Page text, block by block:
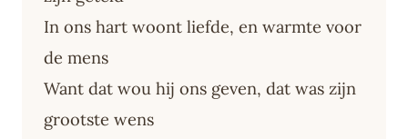
In ons hart woont liefde, en warmte voor
de mens
Want dat wou hij ons geven, dat was zijn
grootste wens